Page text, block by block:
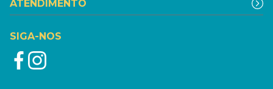
ATENDIMENTO
SIGA-NOS